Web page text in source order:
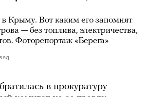
в Крыму. Вот каким его запомнят
— без топлива, электричества,
Фоторепортаж «Берега»
в прокуратуру